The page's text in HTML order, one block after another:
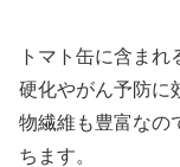
トマト缶に含ま
硬化やがん予防に
物繊維も豊富なの
ちます。